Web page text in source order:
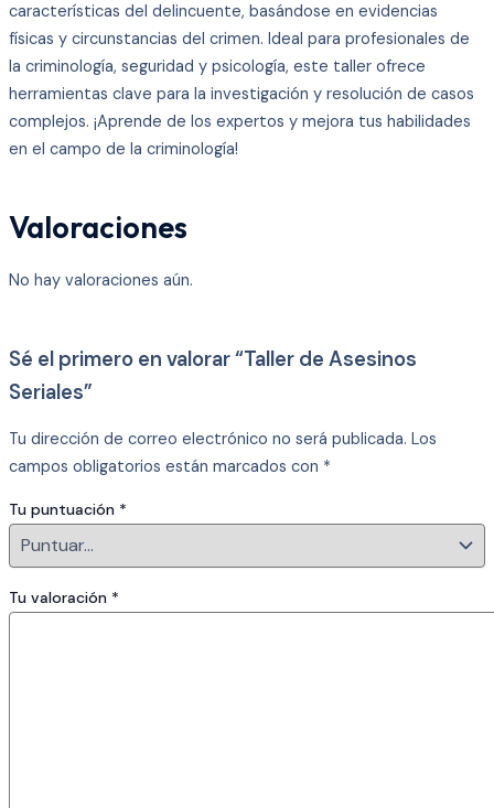
características del delincuente, basándose en evidencias
físicas y circunstancias del crimen. Ideal para profesionales de
la criminología, seguridad y psicología, este taller ofrece
herramientas clave para la investigación y resolución de casos
complejos. ¡Aprende de los expertos y mejora tus habilidades
en el campo de la criminología!
Valoraciones
No hay valoraciones aún.
Sé el primero en valorar “Taller de Asesinos
Seriales”
Tu dirección de correo electrónico no será publicada. Los
campos obligatorios están marcados con *
Tu puntuación *
Tu valoración *